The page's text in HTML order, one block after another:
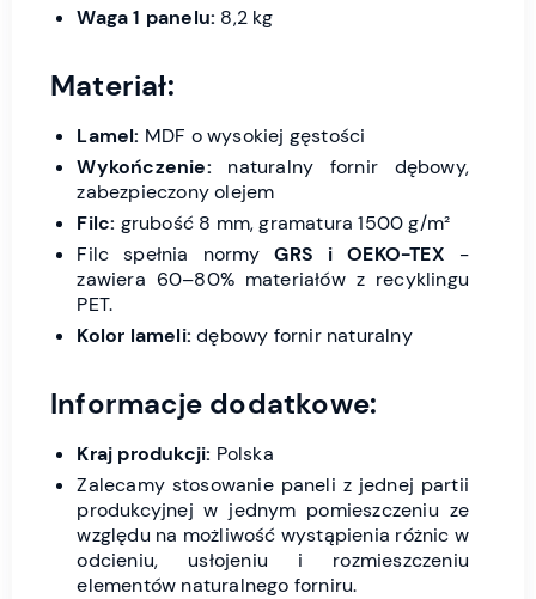
Waga 1 panelu: 8,2 kg
Materiał:
Lamel: MDF o wysokiej gęstości
Wykończenie: naturalny fornir dębowy,
zabezpieczony olejem
Filc: grubość 8 mm, gramatura 1500 g/m²
Filc spełnia normy GRS i OEKO-TEX -
zawiera 60–80% materiałów z recyklingu
PET.
Kolor lameli: dębowy fornir naturalny
Informacje dodatkowe:
Kraj produkcji: Polska
Zalecamy stosowanie paneli z jednej partii
produkcyjnej w jednym pomieszczeniu ze
względu na możliwość wystąpienia różnic w
odcieniu, usłojeniu i rozmieszczeniu
elementów naturalnego forniru.